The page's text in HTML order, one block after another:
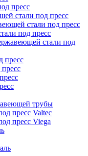
пресс
стали под пресс
стали под пресс
под пресс
стали под
пресс
трубы
пресс Valtec
пресс Viega